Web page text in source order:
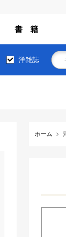
書 籍
洋雑誌
ホーム